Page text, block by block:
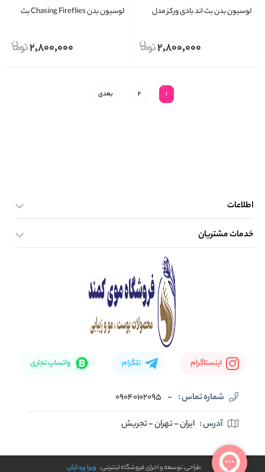
لوسیون بدن بث اند بادی ورکز مدل
2,800,000
لوسیون بدن Chasing Fireflies بث
2,800,000
1
2 بعدی
اطلاعات
صفحه اصلی
خدمات مشتریان
اینستاگرام تلگرام واتساپ تجاری
شماره تماس : -
09040102095
آدرس : ایران - تهران - تجریش
طراحی، توسعه و اجرای فروشگاه اینترنتی: ویرا پردازش